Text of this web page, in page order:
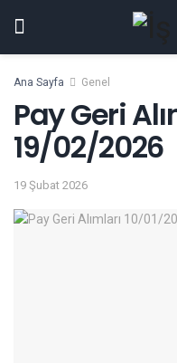
Ana Sayfa Genel
Pay Geri
19/02/2026
19 Şubat 2026